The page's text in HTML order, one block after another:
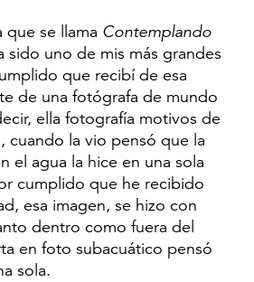
que se llama Contemplando
sido uno de mis más grandes
que recibí de esa
de una fotógrafa de mundo
ella fotografía motivos de
cuando la vio pensó que la
el agua la hice en una sola
cumplido que he recibido
esa imagen, se hizo con
dentro como fuera del
en foto subacuático pensó
sola.